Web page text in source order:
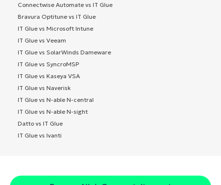
Connectwise Automate vs IT Glue
Bravura Optitune vs IT Glue
IT Glue vs Microsoft Intune
IT Glue vs Veeam
IT Glue vs SolarWinds Dameware
IT Glue vs SyncroMSP
IT Glue vs Kaseya VSA
IT Glue vs Naverisk
IT Glue vs N-able N-central
IT Glue vs N-able N-sight
Datto vs IT Glue
IT Glue vs Ivanti